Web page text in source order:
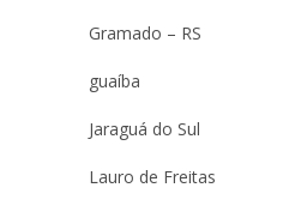
Gramado – RS
guaíba
Jaraguá do Sul
Lauro de Freitas